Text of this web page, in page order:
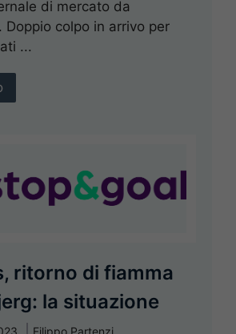
di mercato da
Doppio colpo in arrivo per
...
ritorno di fiamma
la situazione
Filippo Partenzi